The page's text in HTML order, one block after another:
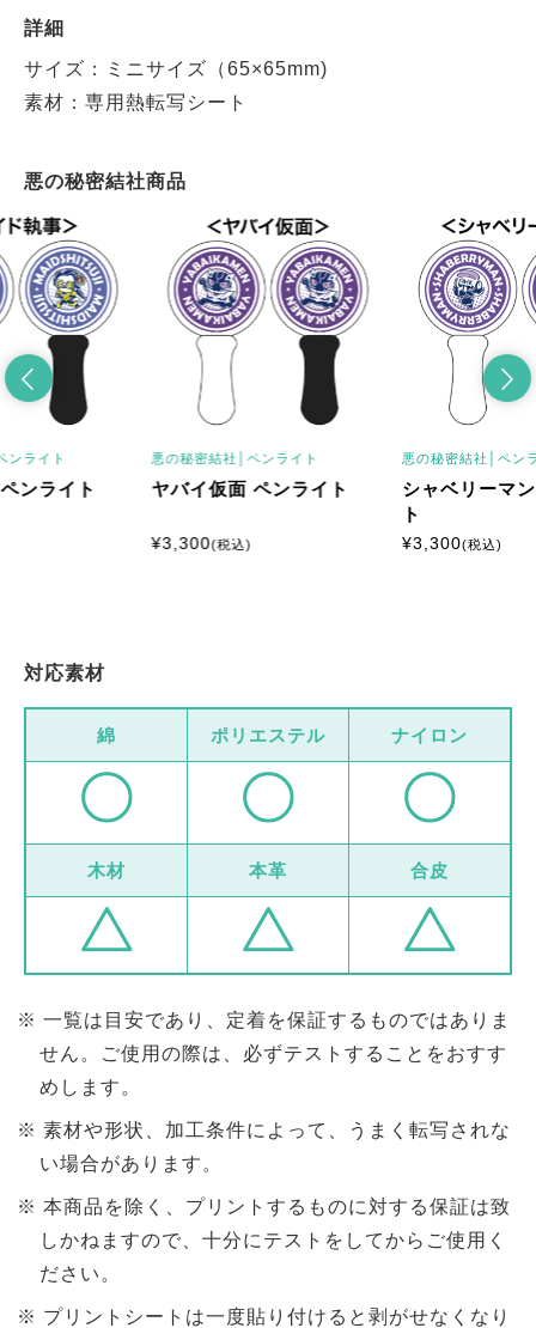
詳細
サイズ：ミニサイズ（65×65mm)
素材：専用熱転写シート
悪の秘密結社商品
ンライト
ンライト
悪の秘密結社│ペンライト
ヤバイ仮面 ペンライト
¥3,300(税込)
悪の秘密結社│ペン
シャベリーマ
ト
¥3,300(税込)
対応素材
綿 ポリエステル ナイロン
木材 本革 合皮
一覧は目安であり、定着を保証するものではありま
せん。ご使用の際は、必ずテストすることをおすす
めします。
素材や形状、加工条件によって、うまく転写されな
い場合があります。
本商品を除く、プリントするものに対する保証は致
しかねますので、十分にテストをしてからご使用く
ださい。
プリントシートは一度貼り付けると剥がせなくなり